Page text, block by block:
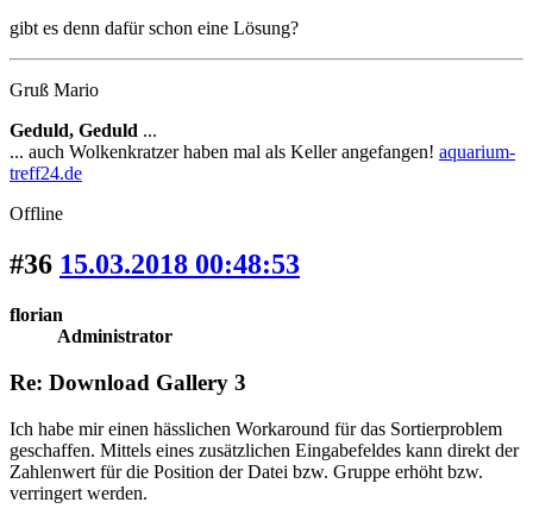
gibt es denn dafür schon eine Lösung?
Gruß Mario
Geduld, Geduld ...
... auch Wolkenkratzer haben mal als Keller angefangen! aquarium-
treff24.de
Offline
#36 15.03.2018 00:48:53
florian
Administrator
Re: Download Gallery 3
Ich habe mir einen hässlichen Workaround für das Sortierproblem
geschaffen. Mittels eines zusätzlichen Eingabefeldes kann direkt der
Zahlenwert für die Position der Datei bzw. Gruppe erhöht bzw.
verringert werden.